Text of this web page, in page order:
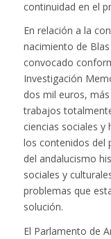
continuidad en el
En relación a la
nacimiento de
convocado
Investigación
dos mil euros,
trabajos
ciencias sociales y
los contenidos del
del andalucismo
sociales y
problemas que
solución.
El Parlamento de